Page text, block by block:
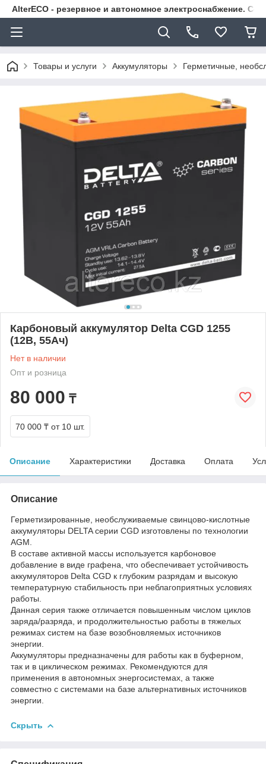
AlterECO - резервное и автономное электроснабжение.
Товары и услуги Аккумуляторы Герметичные,
Карбоновый аккумулятор Delta CGD 1255
(12В, 55Ач)
Нет в наличии
Опт и розница
80 000 ₸
70 000 ₸ от 10 шт.
Описание Характеристики Доставка Оплата
Описание
Герметизированные, необслуживаемые свинцово-кислотные
аккумуляторы DELTA серии CGD изготовлены по технологии
AGM.
В составе активной массы используется карбоновое
добавление в виде графена, что обеспечивает устойчивость
аккумуляторов Delta CGD к глубоким разрядам и высокую
температурную стабильность при неблагоприятных условиях
работы.
Данная серия также отличается повышенным числом циклов
заряда/разряда, и продолжительностью работы в тяжелых
режимах систем на базе возобновляемых источников
энергии.
Аккумуляторы предназначены для работы как в буферном,
так и в циклическом режимах. Рекомендуются для
применения в автономных энергосистемах, а также
совместно с системами на базе альтернативных источников
энергии.
Скрыть